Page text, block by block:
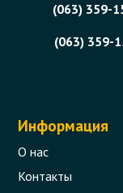
(063) 359-
(063) 359-
Информация
О нас
Контакты